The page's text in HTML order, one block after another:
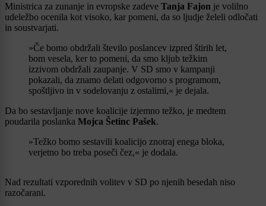
Ministrica za zunanje in evropske zadeve Tanja Fajon je volilno
udeležbo ocenila kot visoko, kar pomeni, da so ljudje želeli odločati
in soustvarjati.
»Če bomo obdržali število poslancev izpred štirih let,
bom vesela, ker to pomeni, da smo kljub težkim
izzivom obdržali zaupanje. V SD smo v kampanji
pokazali, da znamo delati odgovorno s programom,
spoštljivo in v sodelovanju z ostalimi,« je dejala.
Da bo sestavljanje nove koalicije izjemno težko, je medtem
poudarila poslanka Mojca Šetinc Pašek.
»Težko bomo sestavili koalicijo znotraj enega bloka,
verjetno bo treba poseči čez,« je dodala.
Nad rezultati vzporednih volitev v SD po njenih besedah niso
razočarani.